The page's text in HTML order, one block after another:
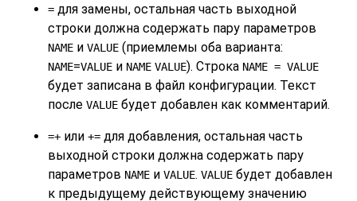
= для замены, остальная часть выходной
строки должна содержать пару параметров
NAME и VALUE (приемлемы оба варианта:
NAME=VALUE и NAME VALUE). Строка NAME = VALUE
будет записана в файл конфигурации. Текст
после VALUE будет добавлен как комментарий.
=+ или += для добавления, остальная часть
выходной строки должна содержать пару
параметров NAME и VALUE. VALUE будет добавлен
к предыдущему действующему значению